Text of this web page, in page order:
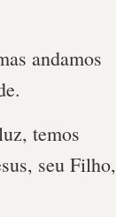
andamos
temos
seu Filho,